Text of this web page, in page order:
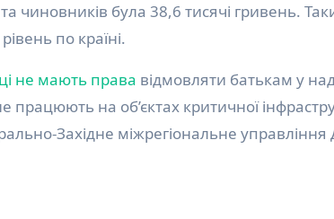
чиновників була 38,6 тисячі гривень.
по країні.
не мають права відмовляти батькам у
на об’єктах критичної
Західне міжрегіональне